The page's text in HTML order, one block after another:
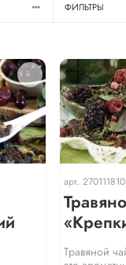
ФИЛЬТРЫ
арт.
Травяной